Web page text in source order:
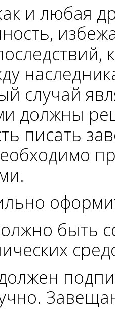
и любая
случай
должны
писать
быть